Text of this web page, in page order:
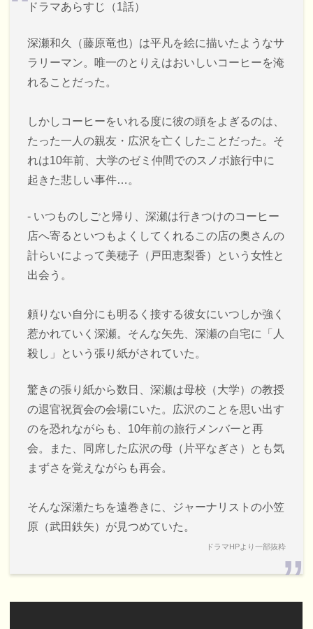
ドラマあらすじ（1話）
深瀬和久（藤原竜也）は平凡を絵に描いたようなサ
ラリーマン。唯一のとりえはおいしいコーヒーを淹
れることだった。
しかしコーヒーをいれる度に彼の頭をよぎるのは、
たった一人の親友・広沢を亡くしたことだった。そ
れは10年前、大学のゼミ仲間でのスノボ旅行中に
起きた悲しい事件…。
- いつものしごと帰り、深瀬は行きつけのコーヒー
店へ寄るといつもよくしてくれるこの店の奥さんの
計らいによって美穂子（戸田恵梨香）という女性と
出会う。
頼りない自分にも明るく接する彼女にいつしか強く
惹かれていく深瀬。そんな矢先、深瀬の自宅に「人
殺し」という張り紙がされていた。
驚きの張り紙から数日、深瀬は母校（大学）の教授
の退官祝賀会の会場にいた。広沢のことを思い出す
のを恐れながらも、10年前の旅行メンバーと再
会。また、同席した広沢の母（片平なぎさ）とも気
まずさを覚えながらも再会。
そんな深瀬たちを遠巻きに、ジャーナリストの小笠
原（武田鉄矢）が見つめていた。
ドラマHPより一部抜粋